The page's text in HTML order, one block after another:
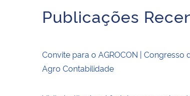
Publicações
Convite para o AGROCON | Congresso
Agro Contabilidade